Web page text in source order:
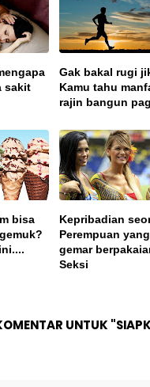
sakit
Gak bakal rugi
Kamu tahu
rajin bangun
bisa
Kepribadian
Perempuan yang
gemar
Seksi
UNTUK